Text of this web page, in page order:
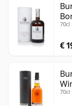
70cl
€
70cl